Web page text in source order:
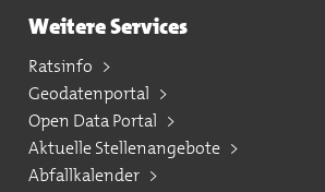
Weitere Services
Ratsinfo
Geodatenportal
Open Data Portal
Aktuelle Stellenangebote
Abfallkalender